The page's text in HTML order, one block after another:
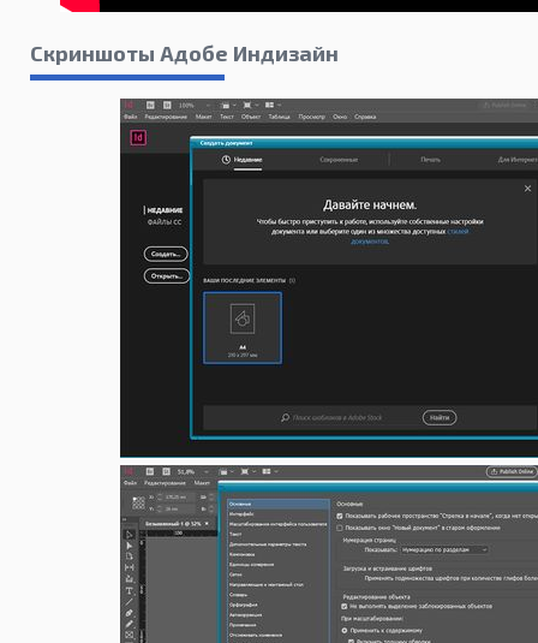
Скриншоты Адобе Индизайн